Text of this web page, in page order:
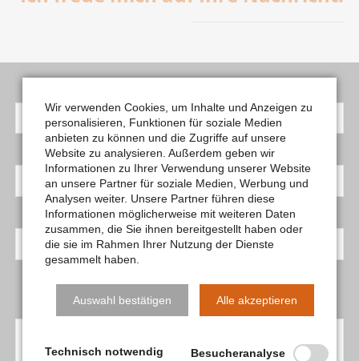
Pflichtfeld
E-Mail*
Pflichtfeld
Telefon*
Deine Nachricht an mich.
Wir verwenden Cookies, um Inhalte und Anzeigen zu
personalisieren, Funktionen für soziale Medien
anbieten zu können und die Zugriffe auf unsere
Website zu analysieren. Außerdem geben wir
Informationen zu Ihrer Verwendung unserer Website
an unsere Partner für soziale Medien, Werbung und
Analysen weiter. Unsere Partner führen diese
Informationen möglicherweise mit weiteren Daten
zusammen, die Sie ihnen bereitgestellt haben oder
die sie im Rahmen Ihrer Nutzung der Dienste
gesammelt haben.
Auswahl bestätigen Alle akzeptieren
Technisch notwendig Besucheranalyse